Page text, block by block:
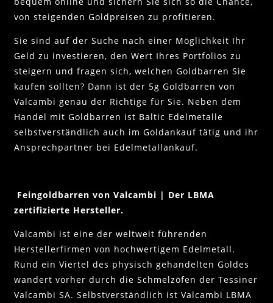
von steigenden Goldpreisen zu profitieren.
Sie sind auf der Suche nach einer Möglichkeit Ihr
Geld zu investieren, den Wert Ihres Portfolios zu
steigern und fragen sich, welchen Goldbarren Sie
kaufen sollten? Dann ist der 5g Goldbarren von
Valcambi genau der Richtige für Sie. Neben dem
Handel mit Goldbarren ist Baltic Edelmetalle
selbstverständlich auch im Goldankauf tätig und ihr
Ansprechpartner bei Edelmetallankauf.
Feingoldbarren von Valcambi | Der LBMA
zertifizierte Hersteller.
Valcambi ist eine der weltweit führenden
Herstellerfirmen von hochwertigem Edelmetall.
Rund ein Viertel des physisch gehandelten Goldes
wandert vorher durch die Schmelzöfen der Tessiner
Valcambi SA. Selbstverständlich ist Valcambi LBMA